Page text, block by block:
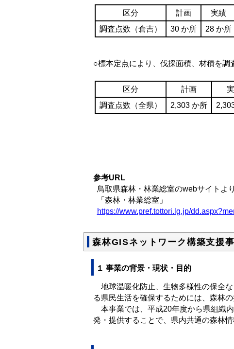
区分 計画
実績
調査点数（倉吉）
30 か所 28 か所
○標本定点により、伐採面積、材積を調
区分 計画
調査点数（全県）
2,303 か所
参考URL
鳥取県森林・林業総室のwebサイトより
「森林・林業総室」
https://www.pref.tottori.lg.jp/
森林GISネットワーク構築支援
１ 事業の背景・現状・目的
地球温暖化防止、生物多様性の保全
る県民生活を確保するためには、森林
本事業では、平成20年度から県組織
発・提供することで、県内共通の森林